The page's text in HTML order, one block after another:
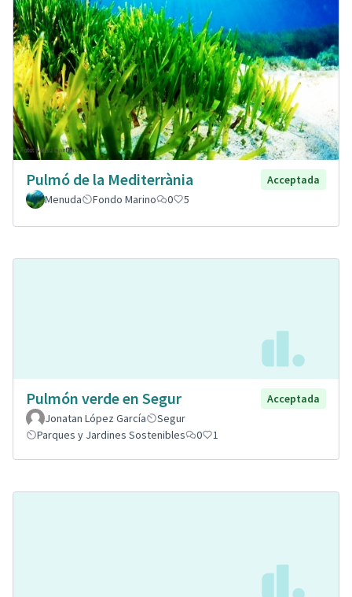
Pulmó de la Mediterrània
Acceptada
Menuda
Fondo Marino 0 5
Pulmón verde en Segur
Acceptada
Jonatan López García
Segur
Parques y Jardines Sostenibles
0 1